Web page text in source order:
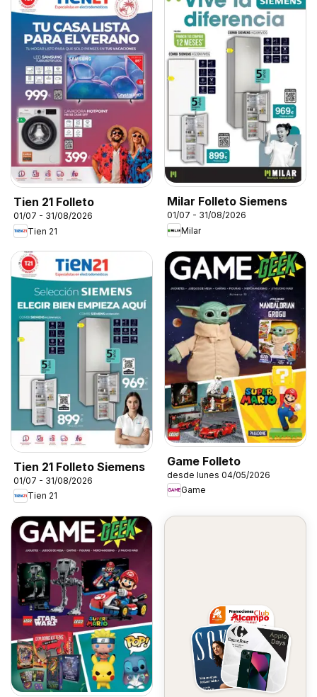
Tien 21 Folleto
01/07 - 31/08/2026
Tien 21
Milar Folleto Siemens
01/07 - 31/08/2026
Milar
Tien 21 Folleto Siemens
01/07 - 31/08/2026
Tien 21
Game Folleto
desde lunes 04/05/2026
Game